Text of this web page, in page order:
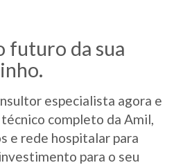
futuro da sua
especialista agora e
completo da Amil,
e rede hospitalar para
para o seu